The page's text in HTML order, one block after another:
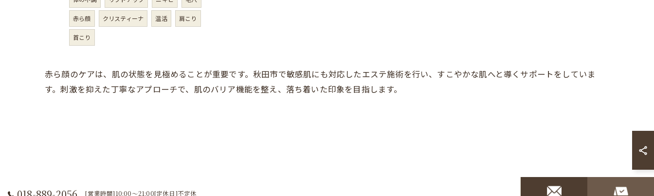
赤ら顔 クリスティーナ 温活 肩こり
首こり
赤ら顔のケアは、肌の状態を見極めることが重要です。秋田市で敏感肌にも対応したエステ施術を行い、すこやかな肌へと導くサポートをしていま
す。刺激を抑えた丁寧なアプローチで、肌のバリア機能を整え、落ち着いた印象を目指します。
[営業時間]10:00～21:00[定休日]不定休